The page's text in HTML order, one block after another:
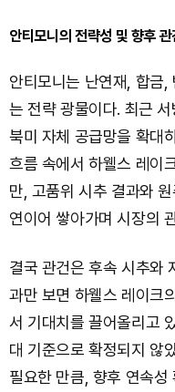
안티모니의 전략성 및 향후 관
안티모니는 난연재, 합금,
는 전략 광물이다. 최근
북미 자체 공급망을 확대
흐름 속에서 하웰스 레이
만, 고품위 시추 결과와
연이어 쌓아가며 시장의
결국 관건은 후속 시추와
과만 보면 하웰스 레이크
서 기대치를 끌어올리고
대 기준으로 확정되지 않
필요한 만큼, 향후 연속성